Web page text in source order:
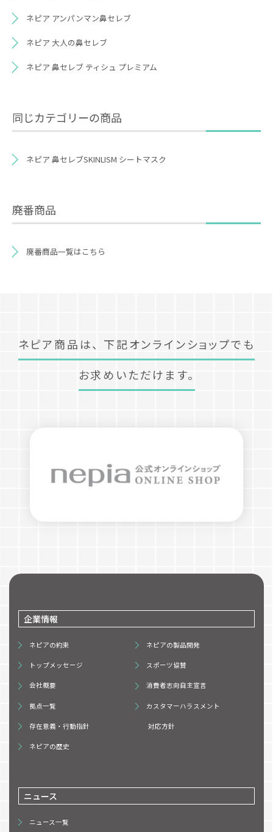
ネピア アンパンマン鼻セレブ
ネピア 大人の鼻セレブ
ネピア 鼻セレブ ティシュ プレミアム
同じカテゴリーの商品
ネピア 鼻セレブSKINLISM シートマスク
廃番商品
廃番商品一覧はこちら
ネピア商品は、 下記オンラインショップでも
お求めいただけます。
企業情報
ネピアの約束
トップメッセージ
会社概要
拠点一覧
存在意義・行動指針
ネピアの歴史
ネピアの製品開発
スポーツ協賛
消費者志向自主宣言
カスタマーハラスメント
対応方針
ニュース
ニュース一覧